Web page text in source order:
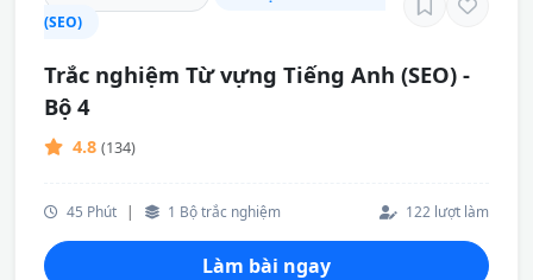
(SEO)
Trắc nghiệm Từ vựng Tiếng Anh (SEO) -
Bộ 4
4.8 (134)
45 Phút | 1 Bộ trắc nghiệm 122 lượt làm
Làm bài ngay